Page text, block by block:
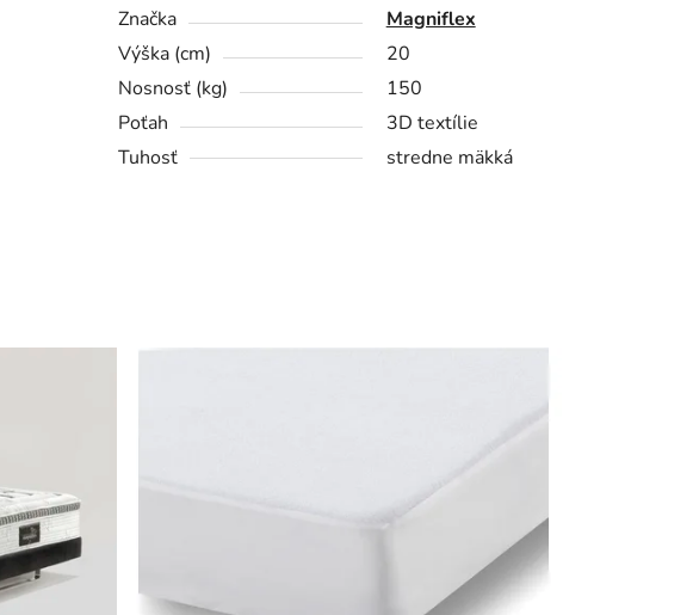
Značka
Magniflex
Výška (cm)
20
Nosnosť (kg)
150
Poťah
3D textílie
Tuhosť
stredne mäkká